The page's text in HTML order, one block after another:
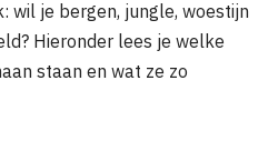
wil je bergen, jungle, woestijn
Hieronder lees je welke
staan en wat ze zo